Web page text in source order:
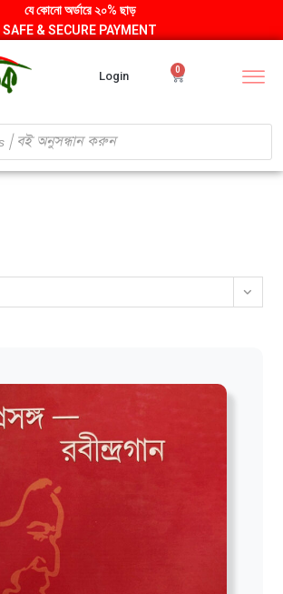
যে কোনো অর্ডারে ২০% ছাড়
SAFE & SECURE PAYMENT
Login 0